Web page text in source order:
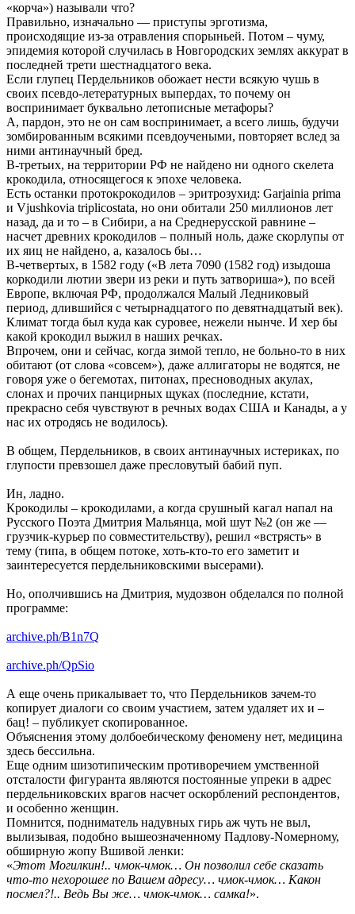
«корча») называли что?
Правильно, изначально — приступы эрготизма,
происходящие из-за отравления спорыньей. Потом – чуму,
эпидемия которой случилась в Новгородских землях аккурат в
последней трети шестнадцатого века.
Если глупец Пердельников обожает нести всякую чушь в
своих псевдо-летературных выпердах, то почему он
воспринимает буквально летописные метафоры?
А, пардон, это не он сам воспринимает, а всего лишь, будучи
зомбированным всякими псевдоучеными, повторяет вслед за
ними антинаучный бред.
В-третьих, на территории РФ не найдено ни одного скелета
крокодила, относящегося к эпохе человека.
Есть останки протокрокодилов – эритрозухид: Garjainia prima
и Vjushkovia triplicostata, но они обитали 250 миллионов лет
назад, да и то – в Сибири, а на Среднерусской равнине –
насчет древних крокодилов – полный ноль, даже скорлупы от
их яиц не найдено, а, казалось бы…
В-четвертых, в 1582 году («В лета 7090 (1582 год) изыдоша
коркодили лютии звери из реки и путь затвориша»), по всей
Европе, включая РФ, продолжался Малый Ледниковый
период, длившийся с четырнадцатого по девятнадцатый век).
Климат тогда был куда как суровее, нежели нынче. И хер бы
какой крокодил выжил в наших речках.
Впрочем, они и сейчас, когда зимой тепло, не больно-то в них
обитают (от слова «совсем»), даже аллигаторы не водятся, не
говоря уже о бегемотах, питонах, пресноводных акулах,
слонах и прочих панцирных щуках (последние, кстати,
прекрасно себя чувствуют в речных водах США и Канады, а у
нас их отродясь не водилось).
В общем, Пердельников, в своих антинаучных истериках, по
глупости превзошел даже пресловутый бабий пуп.
Ин, ладно.
Крокодилы – крокодилами, а когда срушный кагал напал на
Русского Поэта Дмитрия Мальянца, мой шут №2 (он же —
грузчик-курьер по совместительству), решил «встрясть» в
тему (типа, в общем потоке, хоть-кто-то его заметит и
заинтересуется пердельниковскими высерами).
Но, ополчившись на Дмитрия, мудозвон обделался по полной
программе:
archive.ph/B1n7Q
archive.ph/QpSio
А еще очень прикалывает то, что Пердельников зачем-то
копирует диалоги со своим участием, затем удаляет их и –
бац! – публикует скопированное.
Объяснения этому долбоебическому феномену нет, медицина
здесь бессильна.
Еще одним шизотипическим противоречием умственной
отсталости фигуранта являются постоянные упреки в адрес
пердельниковских врагов насчет оскорблений респондентов,
и особенно женщин.
Помнится, подниматель надувных гирь аж чуть не выл,
вылизывая, подобно вышеозначенному Падлову-Nомерному,
обширную жопу Вшивой ленки:
«Этот Могилкин!.. чмок-чмок… Он позволил себе сказать
что-то нехорошее по Вашем адресу… чмок-чмок… Какон
посмел?!.. Ведь Вы же… чмок-чмок… самка!».